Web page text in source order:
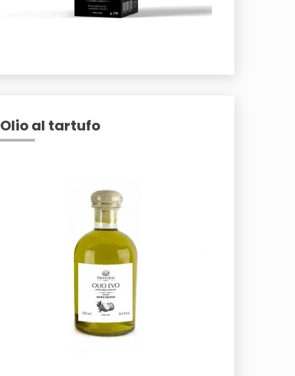
Olio al tartufo